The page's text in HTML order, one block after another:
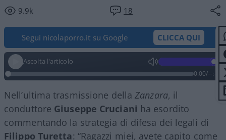
9.9k 18
Segui nicolaporro.it su Google CLICCA QUI
Ascolta l'articolo
0:00/--:--
Nell’ultima trasmissione dellaZanzara, il
conduttore Giuseppe Cruciani ha esordito
commentando la strategia di difesa dei legali di
Filippo Turetta: “Ragazzi miei, avete capito come